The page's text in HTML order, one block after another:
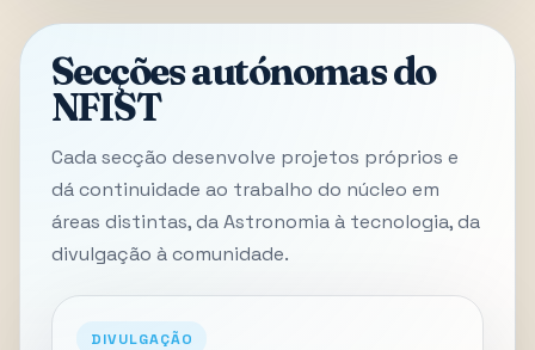
Secções autónomas do
NFIST
Cada secção desenvolve projetos próprios e
dá continuidade ao trabalho do núcleo em
áreas distintas, da Astronomia à tecnologia, da
divulgação à comunidade.
DIVULGAÇÃO